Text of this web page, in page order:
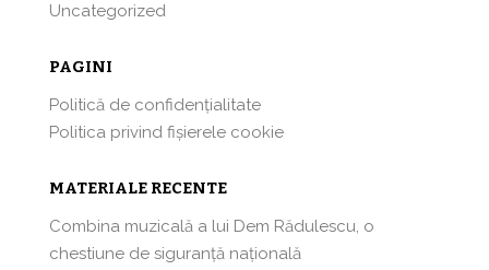
Uncategorized
PAGINI
Politică de confidențialitate
Politica privind fișierele cookie
MATERIALE RECENTE
Combina muzicală a lui Dem Rădulescu, o
chestiune de siguranță națională